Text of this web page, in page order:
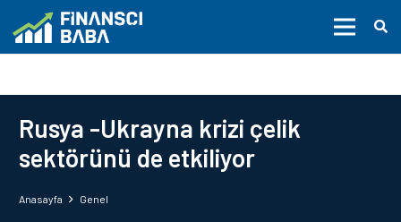
Rusya -Ukrayna krizi çelik
sektörünü de etkiliyor
Anasayfa Genel